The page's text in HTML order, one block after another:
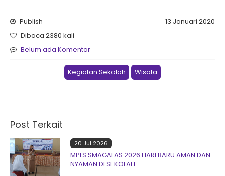
Publish
13 Januari 2020
Dibaca 2380 kali
Belum ada Komentar
Kegiatan Sekolah Wisata
Post Terkait
20 Jul 2026
MPLS SMAGALAS 2026 HARI BARU AMAN DAN
NYAMAN DI SEKOLAH